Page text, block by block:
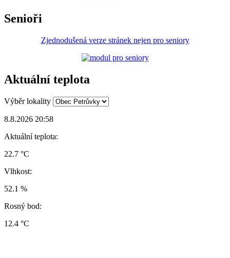
Senioři
Zjednodušená verze stránek nejen pro seniory
Aktuální teplota
Výběr lokality
8.8.2026 20:58
Aktuální teplota:
22.7 °C
Vlhkost:
52.1 %
Rosný bod:
12.4 °C